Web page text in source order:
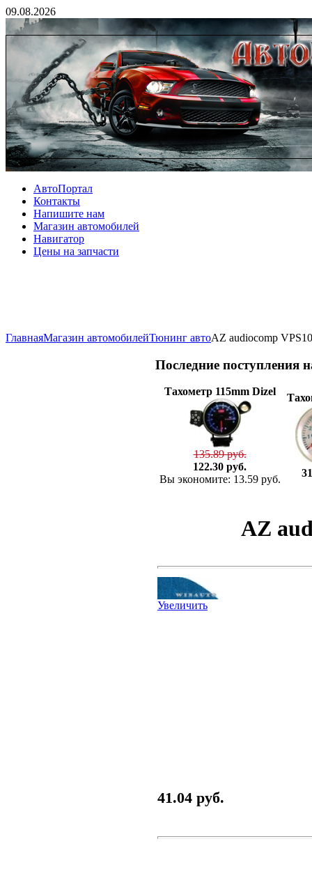
09.08.2026
АвтоПортал
Контакты
Напишите нам
Магазин автомобилей
Навигатор
Цены на запчасти
ГлавнаяМагазин автомобилейТюнинг автоAZ audiocomp VPS10
Последние поступления
Тахометр 115mm Dizel
135.89 руб.
122.30 руб.
Вы экономите: 13.59 руб.
AZ
Увеличить
41.04 руб.